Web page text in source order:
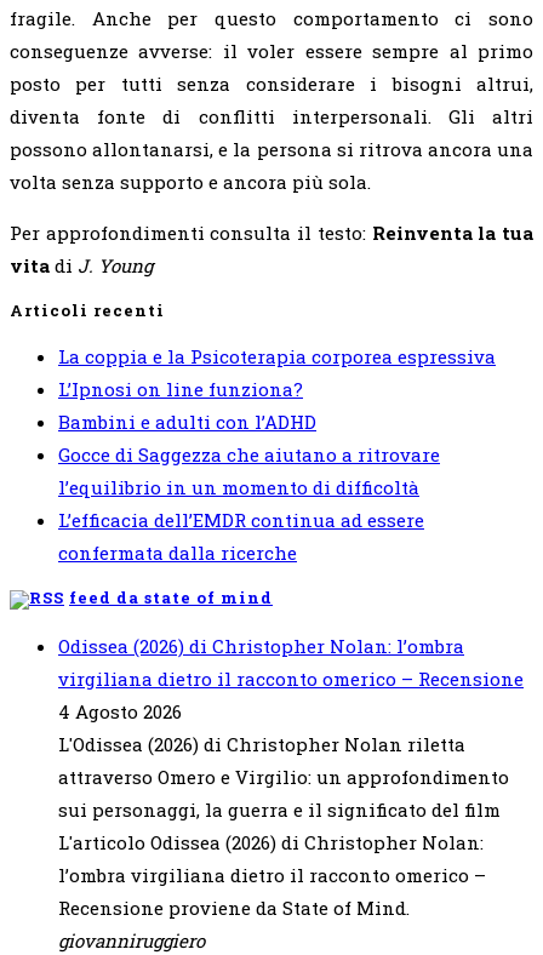
fragile. Anche per questo comportamento ci sono
conseguenze avverse: il voler essere sempre al primo
posto per tutti senza considerare i bisogni altrui,
diventa fonte di conflitti interpersonali. Gli altri
possono allontanarsi, e la persona si ritrova ancora una
volta senza supporto e ancora più sola.
Per approfondimenti consulta il testo: Reinventa la tua
vita di J. Young
Articoli recenti
La coppia e la Psicoterapia corporea espressiva
L’Ipnosi on line funziona?
Bambini e adulti con l’ADHD
Gocce di Saggezza che aiutano a ritrovare
l’equilibrio in un momento di difficoltà
L’efficacia dell’EMDR continua ad essere
confermata dalla ricerche
feed da state of mind
Odissea (2026) di Christopher Nolan: l’ombra
virgiliana dietro il racconto omerico – Recensione
4 Agosto 2026
L'Odissea (2026) di Christopher Nolan riletta
attraverso Omero e Virgilio: un approfondimento
sui personaggi, la guerra e il significato del film
L'articolo Odissea (2026) di Christopher Nolan:
l’ombra virgiliana dietro il racconto omerico –
Recensione proviene da State of Mind.
giovanniruggiero